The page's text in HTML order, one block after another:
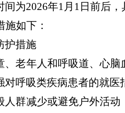
间为2026年1月 1 日前后 ，
施如下 ：
护措施
、老年人和呼吸道、心
对呼吸类疾病患者的就医
人群减少或避免户外活